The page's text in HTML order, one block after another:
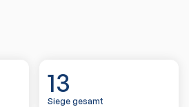
13
Siege gesamt